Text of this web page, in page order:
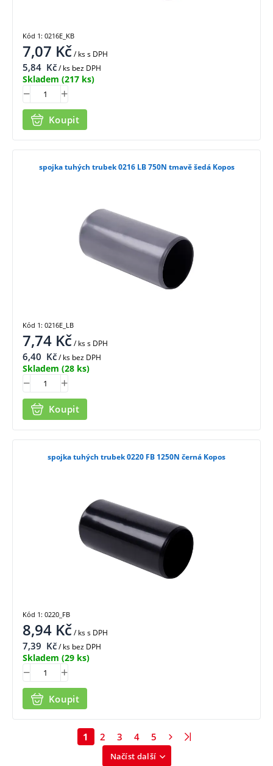
7,07 Kč/ kss DPH
5,84 Kč/ ks bez DPH
Skladem (217 ks)
Koupit
Kód 1: 0216E_KB
spojka tuhých trubek 0216 LB 750N tmavě šedá Kopos
7,74 Kč/ kss DPH
6,40 Kč/ ks bez DPH
Skladem (28 ks)
Koupit
Kód 1: 0216E_LB
spojka tuhých trubek 0220 FB 1250N černá Kopos
8,94 Kč/ kss DPH
7,39 Kč/ ks bez DPH
Skladem (29 ks)
Koupit
Kód 1: 0220_FB
Načíst další
1 2 3 4 5